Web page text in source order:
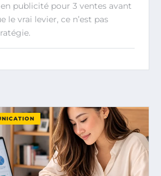
en publicité pour 3 ventes avant
le vrai levier, ce n’est pas